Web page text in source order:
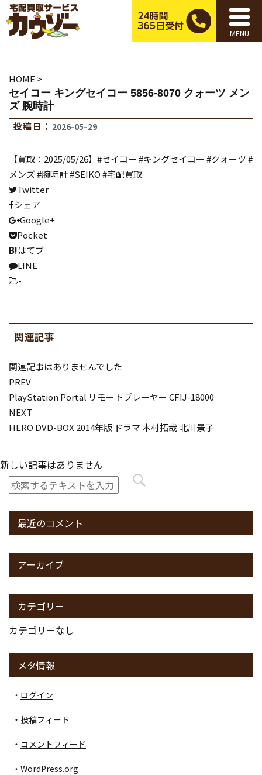
MENU
HOME >
セイコー キングセイコー 5856-8070 クォーツ メン
ズ 腕時計
投稿日： 2026-05-29
【買取：2025/05/26】#セイコー #キングセイコー #クォーツ #
メンズ #腕時計 #SEIKO #宅配買取
Twitter
シェア
Google+
Pocket
B!はてブ
LINE
-
関連記事
関連記事はありませんでした
PREV
PlayStation Portal リモートプレーヤー CFIJ-18000
NEXT
HERO DVD-BOX 2014年版 ドラマ 木村拓哉 北川景子
新しい記事はありません
最近のコメント
アーカイブ
カテゴリー
カテゴリーなし
メタ情報
ログイン
投稿フィード
コメントフィード
WordPress.org